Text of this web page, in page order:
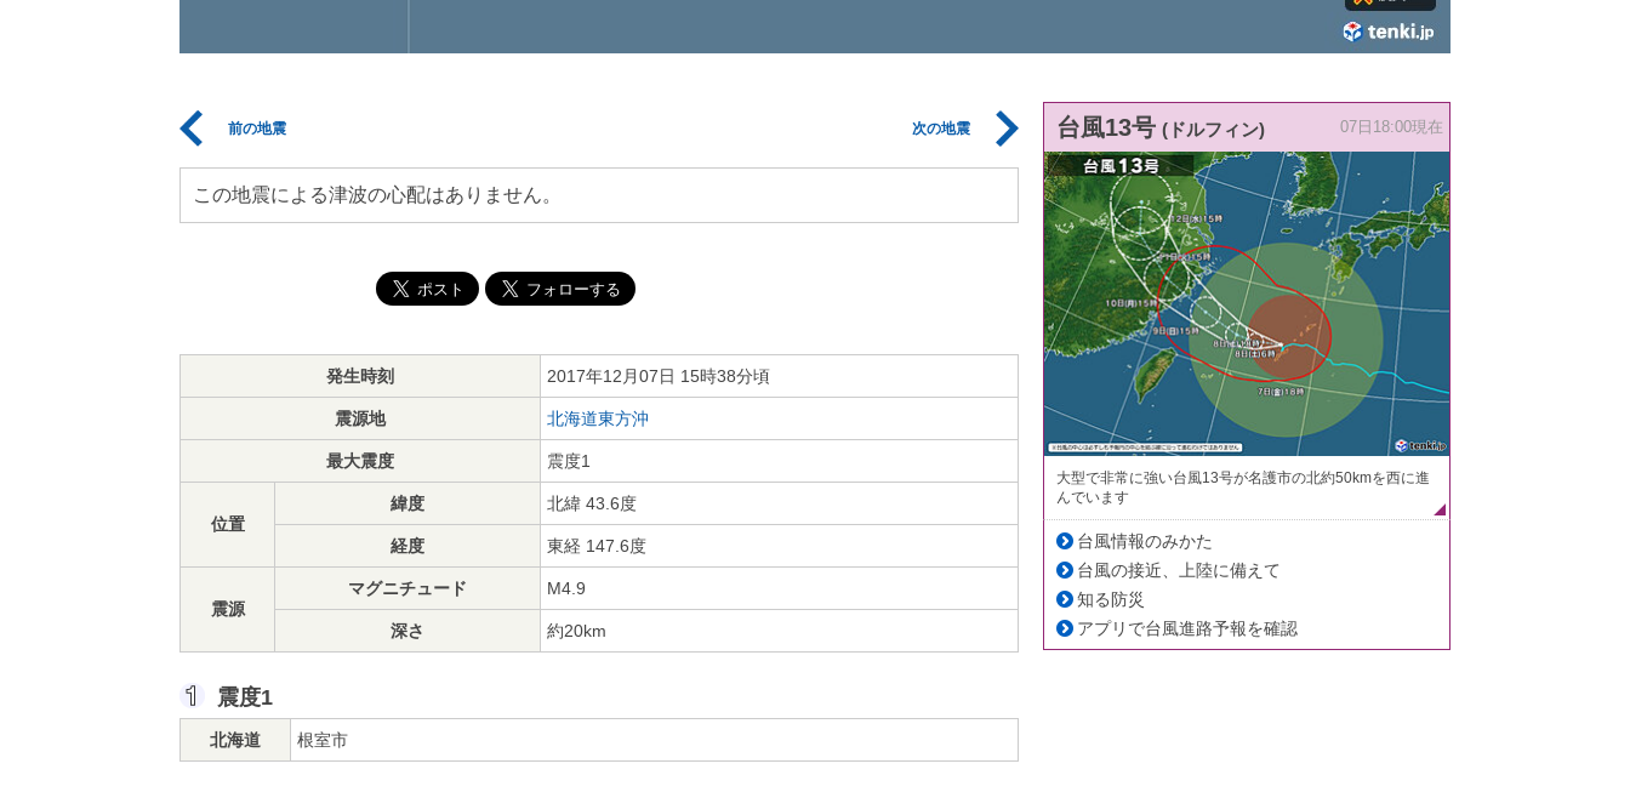
前の地震 次の地震
この地震による津波の心配はありません。
発生時刻 2017年12月07日 15時38分頃
震源地 北海道東方沖
最大震度 震度1
位置
緯度 北緯 43.6度
経度 東経 147.6度
震源
マグニチュード M4.9
深さ 約20km
震度1
北海道 根室市
台風13号 (ドルフィン) 07日18:00現在
大型で非常に強い台風13号が名護市の北約50kmを西に進
んでいます
台風情報のみかた
台風の接近、上陸に備えて
知る防災
アプリで台風進路予報を確認